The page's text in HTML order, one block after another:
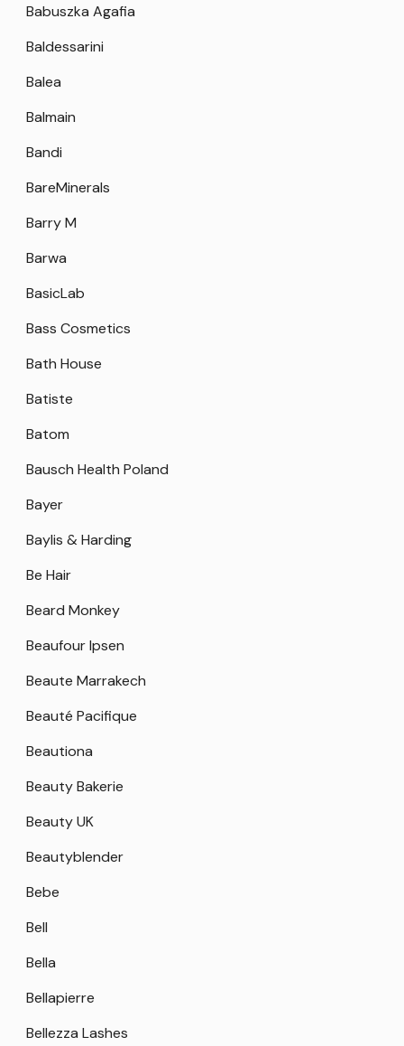
Babuszka Agafia
Baldessarini
Balea
Balmain
Bandi
BareMinerals
Barry M
Barwa
BasicLab
Bass Cosmetics
Bath House
Batiste
Batom
Bausch Health Poland
Bayer
Baylis & Harding
Be Hair
Beard Monkey
Beaufour Ipsen
Beaute Marrakech
Beauté Pacifique
Beautiona
Beauty Bakerie
Beauty UK
Beautyblender
Bebe
Bell
Bella
Bellapierre
Bellezza Lashes